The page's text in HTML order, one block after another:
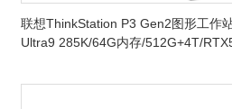
联想ThinkStation P3 Gen2图形工作
Ultra9 285K/64G内存/512G+4T/